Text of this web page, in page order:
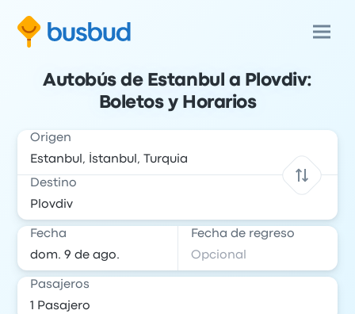
Autobús de Estanbul a Plovdiv:
Boletos y Horarios
Origen
Destino
Fecha Fecha de regreso
Pasajeros